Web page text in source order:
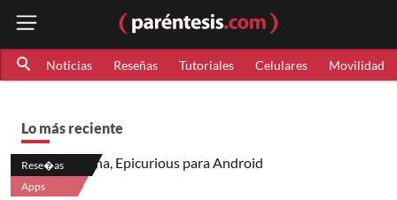
Noticias Reseñas Tutoriales Celulares Movilidad
Lo más reciente
Rese�as
Apps